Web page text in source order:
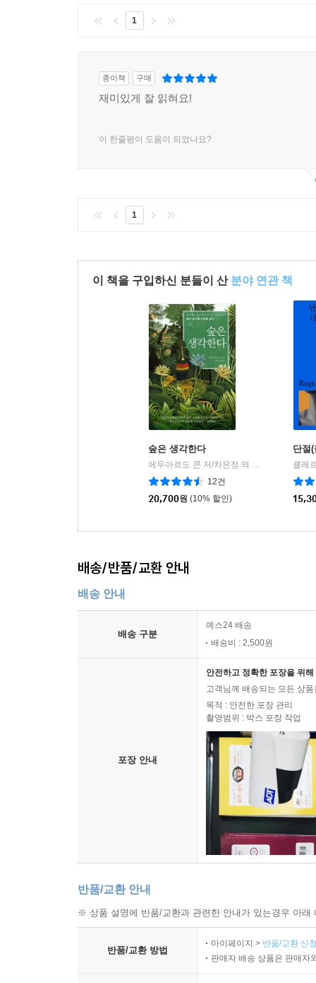
1
종이책 구매
재미있게 잘 읽혀요!
이 한줄평이 도움이 되었나요?
1
이 책을 구입하신 분들이 산 분야 연관 책
숲은 생각한다
에두아르도 콘 저/차은정 역 | 사월의책
12건
20,700원 (10% 할인)
단절(
클레
배송/반품/교환 안내
배송 안내
배송 구분
예스24 배송
배송비 : 2,500원
포장 안내
안전하고 정확한 포장을 위
고객님께 배송되는 모든 상
목적 : 안전한 포장 관리
촬영범위 : 박스 포장 작업
반품/교환 안내
※ 상품 설명에 반품/교환과 관련한 안내가 있는경우 아
반품/교환 방법
마이페이지 > 반품/교환 신
판매자 배송 상품은 판매자